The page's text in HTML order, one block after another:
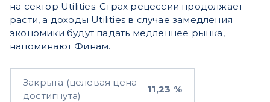
на сектор Utilities. Страх рецессии продолжает
расти, а доходы Utilities в случае замедления
экономики будут падать медленнее рынка,
напоминают Финам.
Закрыта (целевая цена
достигнута)
11,23 %